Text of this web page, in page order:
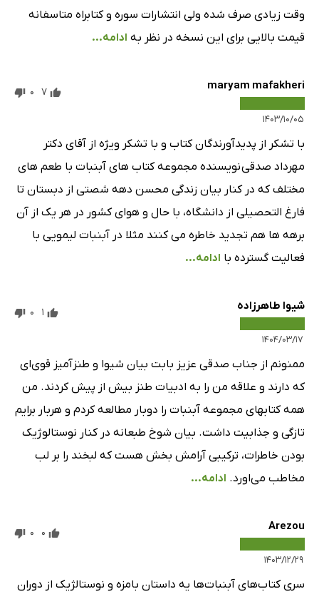
وقت زیادی صرف شده ولی انتشارات سوره و کتابراه متاسفانه
قیمت بالایی برای این نسخه در نظر به ادامه...
maryam mafakheri
۱۴۰۳/۱۰/۰۵
7
0
با تشکر از پدیدآورندگان کتاب و با تشکر ویژه از آقای دکتر
مهرداد صدقی نویسنده مجموعه کتاب های آبنبات با طعم های
مختلف که در کنار بیان زندگی محسن دهه شصتی از دبستان تا
فارغ التحصیلی از دانشگاه، با حال و هوای کشور در هر یک از آن
برهه ها هم تجدید خاطره می کنند مثلا در آبنبات لیمویی با
فعالیت گسترده با ادامه...
شیوا طاهرزاده
۱۴۰۴/۰۳/۱۷
1
0
ممنونم از جناب صدقی عزیز بابت بیان شیوا و طنزآمیز قوی‌ای
که دارند و علاقه من را به ادبیات طنز بیش از پیش کردند. من
همه کتابهای مجموعه آبنبات را دوبار مطالعه کردم و هربار برایم
تازگی و جذابیت داشت. بیان شوخ طبعانه در کنار نوستالوژیک
بودن خاطرات، ترکیبی آرامش بخش هست که لبخند را بر لب
مخاطب می‌اورد. ادامه...
Arezou
۱۴۰۳/۱۲/۲۹
0
0
سری کتاب‌های آبنبات‌ها یه داستان بامزه و نوستالژیک از دوران